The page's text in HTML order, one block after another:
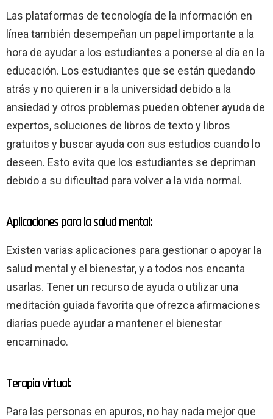
Las plataformas de tecnología de la información en
línea también desempeñan un papel importante a la
hora de ayudar a los estudiantes a ponerse al día en la
educación. Los estudiantes que se están quedando
atrás y no quieren ir a la universidad debido a la
ansiedad y otros problemas pueden obtener ayuda de
expertos, soluciones de libros de texto y libros
gratuitos y buscar ayuda con sus estudios cuando lo
deseen. Esto evita que los estudiantes se depriman
debido a su dificultad para volver a la vida normal.
Aplicaciones para la salud mental:
Existen varias aplicaciones para gestionar o apoyar la
salud mental y el bienestar, y a todos nos encanta
usarlas. Tener un recurso de ayuda o utilizar una
meditación guiada favorita que ofrezca afirmaciones
diarias puede ayudar a mantener el bienestar
encaminado.
Terapia virtual:
Para las personas en apuros, no hay nada mejor que